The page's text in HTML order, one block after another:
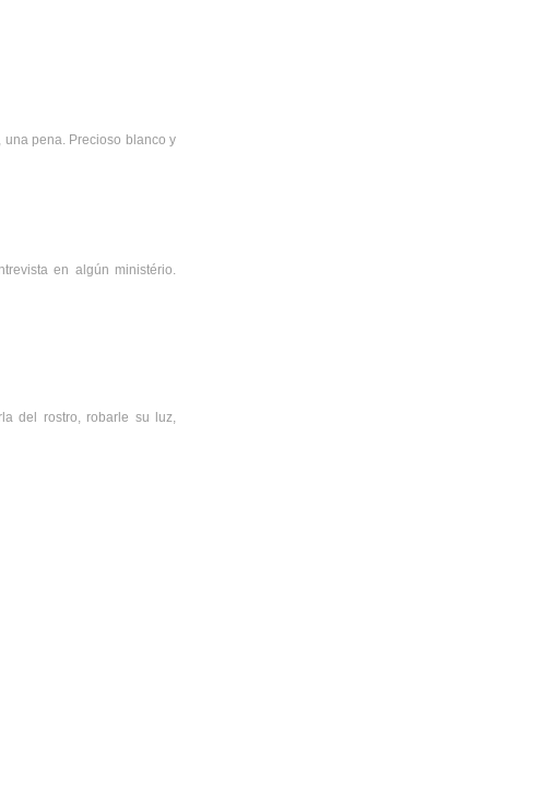
una pena. Precioso blanco y
en algún ministério.
del rostro, robarle su luz,